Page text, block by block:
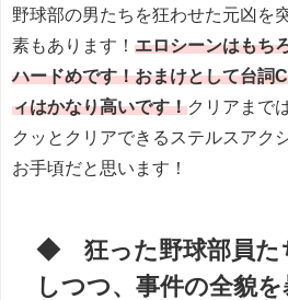
野球部の男たちを狂わせた元凶を
素もあります！ エロシーンはもち
ハードめです！おまけとして台詞
ィはかなり高いです！クリアまで
クッとクリアできるステルスアク
お手頃だと思います！
◆ 狂った野球部員た
しつつ、事件の全貌を